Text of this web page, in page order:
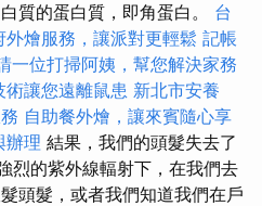
質的蛋白質，即角蛋白。 台
燴服務，讓派對更輕鬆 記帳
一位打掃阿姨，幫您解決家務
讓您遠離鼠患 新北市安養
自助餐外燴，讓來賓隨心享
辦理 結果，我們的頭髮失去了
烈的紫外線輻射下，在我們去
頭髮，或者我們知道我們在戶